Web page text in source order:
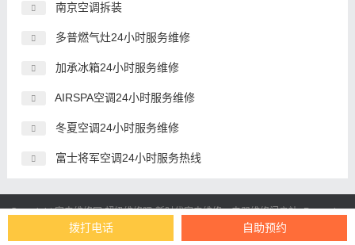
南京空调拆装
多普燃气灶24小时服务维修
加承冰箱24小时服务维修
AIRSPA空调24小时服务维修
冬夏空调24小时服务维修
富士将军空调24小时服务热线
Copyright 家电维修网超级维修吧-新时代家电维修、电器维修门户站- Power by
拨打电话 自助预约